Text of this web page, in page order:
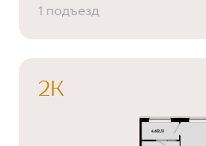
1 подъезд
2К